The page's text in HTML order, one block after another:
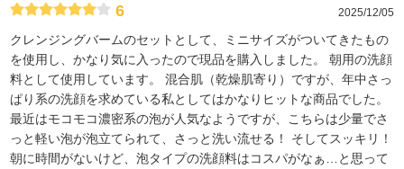
6 2025/12/05
クレンジングバームのセットとして、ミニサイズがついてきたもの
を使用し、かなり気に入ったので現品を購入しました。 朝用の洗顔
料として使用しています。 混合肌（乾燥肌寄り）ですが、年中さっ
ぱり系の洗顔を求めている私としてはかなりヒットな商品でした。
最近はモコモコ濃密系の泡が人気なようですが、こちらは少量でさ
っと軽い泡が泡立てられて、さっと洗い流せる！ そしてスッキリ！
朝に時間がないけど、泡タイプの洗顔料はコスパがなぁ…と思って